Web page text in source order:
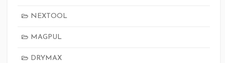
NEXTOOL
MAGPUL
DRYMAX